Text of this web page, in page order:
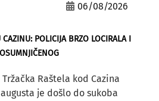
06/08/2026
POLICIJA BRZO LOCIRALA I
Raštela kod Cazina
je došlo do sukoba